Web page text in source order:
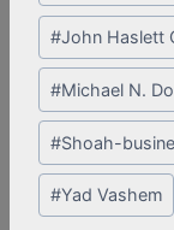
#John Haslett
#Michael N.
#Shoah-
#Yad Vashem